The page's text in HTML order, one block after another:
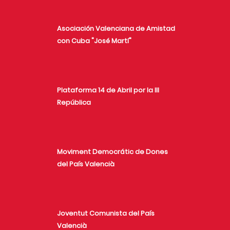
Asociación Valenciana de Amistad
con Cuba "José Martí"
Plataforma 14 de Abril por la III
República
Moviment Democrátic de Dones
del País Valencià
Joventut Comunista del País
Valencià